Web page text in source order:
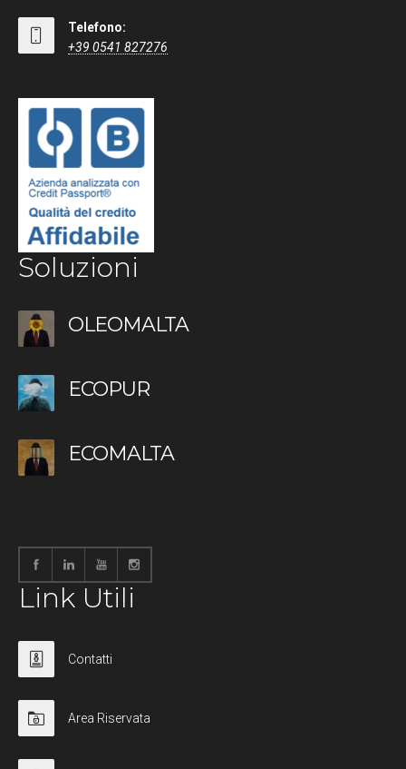
Telefono:
+39 0541 827276
Soluzioni
OLEOMALTA
ECOPUR
ECOMALTA
Link Utili
Contatti
Area Riservata